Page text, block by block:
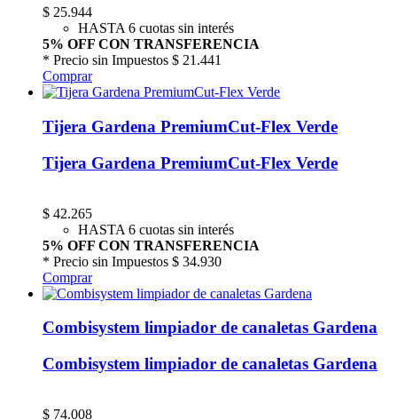
$ 25.944
HASTA 6 cuotas sin interés
5% OFF CON TRANSFERENCIA
* Precio sin Impuestos $ 21.441
Comprar
Tijera Gardena PremiumCut-Flex Verde
Tijera Gardena PremiumCut-Flex Verde
$ 42.265
HASTA 6 cuotas sin interés
5% OFF CON TRANSFERENCIA
* Precio sin Impuestos $ 34.930
Comprar
Combisystem limpiador de canaletas Gardena
Combisystem limpiador de canaletas Gardena
$ 74.008